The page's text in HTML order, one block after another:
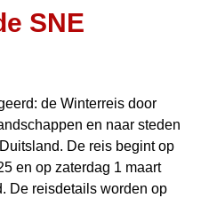
SNE
de Winterreis door
en naar steden
De reis begint op
en op zaterdag 1 maart
De reisdetails worden op